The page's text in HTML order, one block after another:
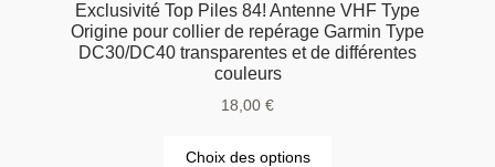
Exclusivité Top Piles 84! Antenne VHF Type
Origine pour collier de repérage Garmin Type
DC30/DC40 transparentes et de différentes
couleurs
18,00 €
Choix des options